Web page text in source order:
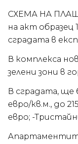
СХЕМА НА
на акт образец
сградата в
В комплекса
зелени зони в
В сградата,
евро/кв.м., до
евро; -